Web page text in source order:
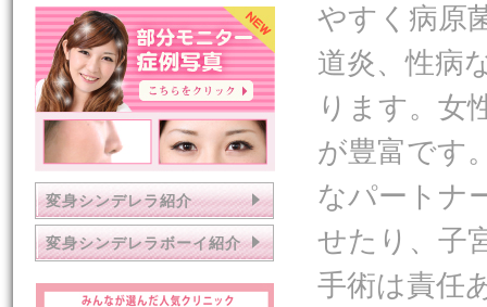
変身シンデレラ紹介
変身シンデレラボーイ紹介
やすく病原
道炎、性病
ります。女
が豊富です
なパートナ
せたり、子
手術は責任